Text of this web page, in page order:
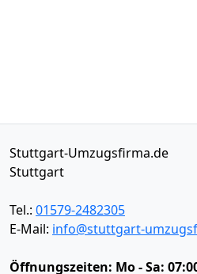
Stuttgart-Umzugsfirma.de
Stuttgart
Tel.: 01579-2482305
E-Mail: info@stuttgart-
Öffnungszeiten: Mo - Sa: